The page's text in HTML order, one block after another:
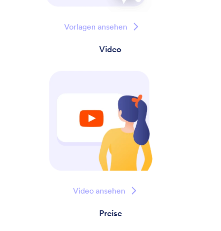
Vorlagen ansehen
Video
Video ansehen
Preise